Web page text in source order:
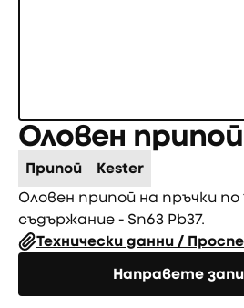
Оловен припой
Припой
Kester
Оловен припой на пръчки по
съдържание - Sn63 Pb37.
Технически данни /
Направете
Направете запитване